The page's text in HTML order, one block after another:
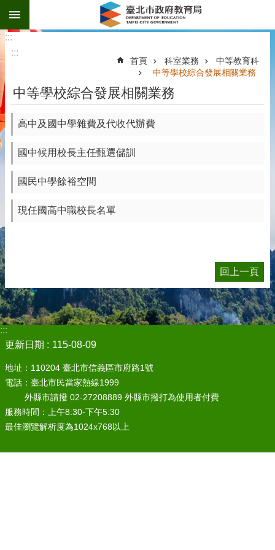
跳到主要內容區塊
:::
:::
首頁 科室業務
中等教育科
中等學校綜合發展相關業務
中等學校綜合發展相關業務
高中及國中學雜費及代收代辦費
國中候用校長主任甄選儲訓
國民中學餘裕空間
現任國高中職校長名單
回上一頁
:::
更新日期
115-08-09
地址：110204 臺北市信義區市府路1號
電話：臺北市民當家熱線1999
外縣市請撥 02-27208889 外縣市撥打為使用者付費
服務時間：上午8:30-下午5:30
最佳瀏覽解析度為1024x768以上